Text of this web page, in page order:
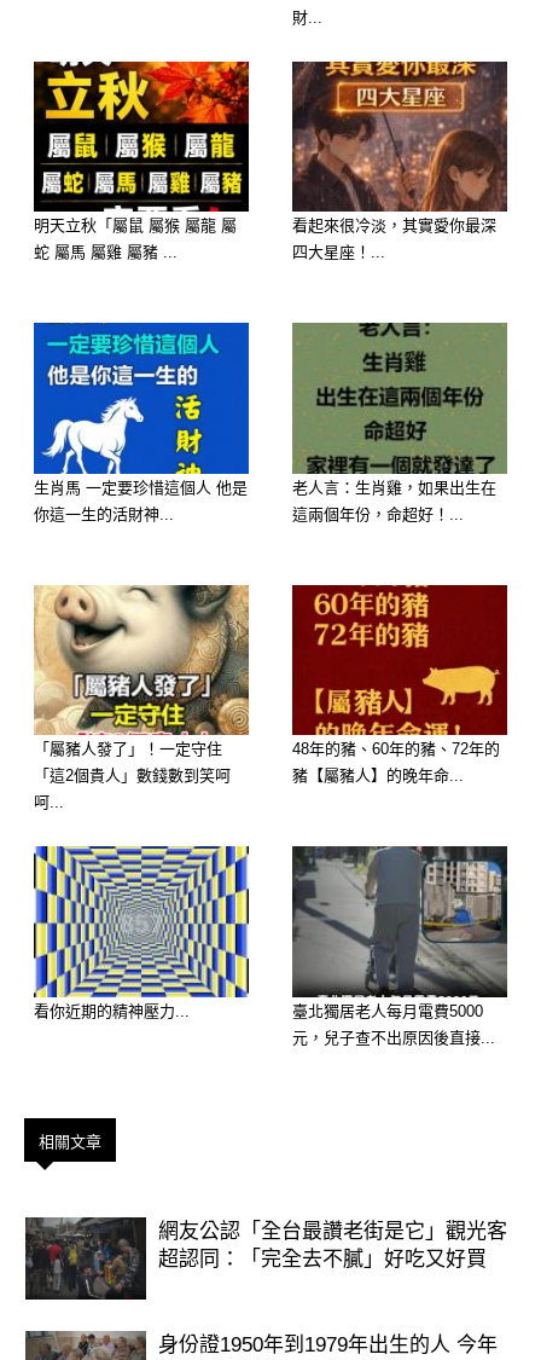
財...
明天立秋「屬鼠 屬猴 屬龍 屬
蛇 屬馬 屬雞 屬豬 ...
看起來很冷淡，其實愛你最深
四大星座！...
生肖馬 一定要珍惜這個人 他是
你這一生的活財神...
老人言：生肖雞，如果出生在
這兩個年份，命超好！...
「屬豬人發了」！一定守住
「這2個貴人」數錢數到笑呵
呵...
48年的豬、60年的豬、72年的
豬【屬豬人】的晚年命...
看你近期的精神壓力...
臺北獨居老人每月電費5000
元，兒子查不出原因後直接...
相關文章
網友公認「全台最讚老街是它」觀光客
超認同：「完全去不膩」好吃又好買
身份證1950年到1979年出生的人 今年